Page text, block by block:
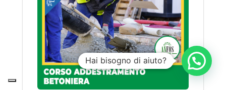
Hai bisogno di aiuto?